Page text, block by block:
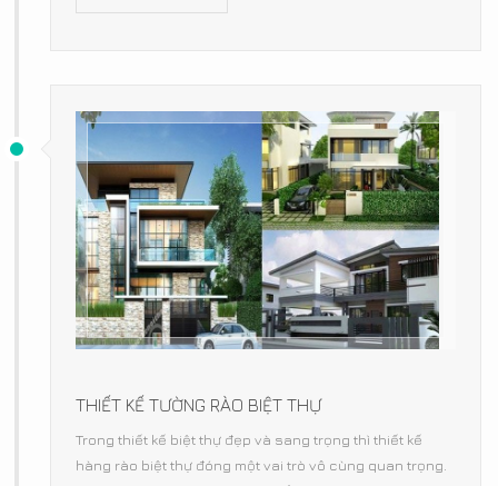
THIẾT KẾ TƯỜNG RÀO BIỆT THỰ
Trong thiết kế biệt thự đẹp và sang trọng thì thiết kế
hàng rào biệt thự đóng một vai trò vô cùng quan trọng.